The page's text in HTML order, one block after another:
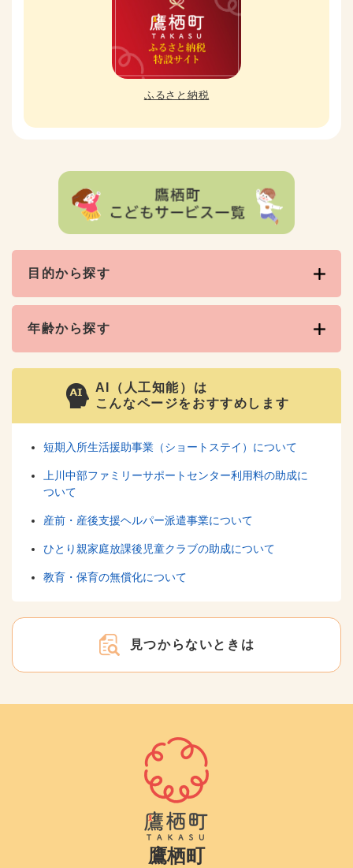
ふるさと納税
目的から探す
年齢から探す
AI（人工知能）は
こんなページをおすすめします
短期入所生活援助事業（ショートステイ）について
上川中部ファミリーサポートセンター利用料の助成に
ついて
産前・産後支援ヘルパー派遣事業について
ひとり親家庭放課後児童クラブの助成について
教育・保育の無償化について
見つからないときは
鷹栖町